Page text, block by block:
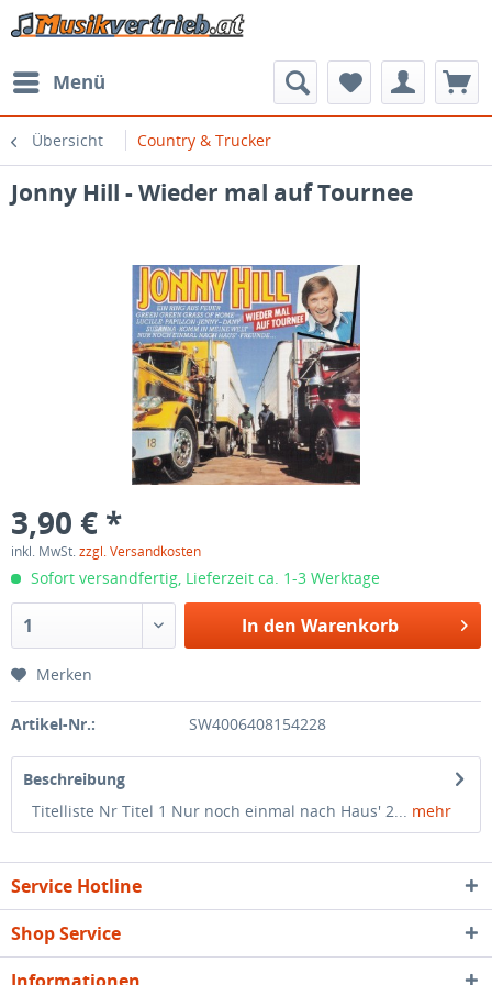
Menü
Übersicht Country & Trucker
Jonny Hill - Wieder mal auf Tournee
3,90 € *
inkl. MwSt.zzgl. Versandkosten
Sofort versandfertig, Lieferzeit ca. 1-3 Werktage
In den Warenkorb
Merken
Artikel-Nr.: SW4006408154228
Beschreibung
Titelliste Nr Titel 1 Nur noch einmal nach Haus' 2... mehr
Service Hotline
Shop Service